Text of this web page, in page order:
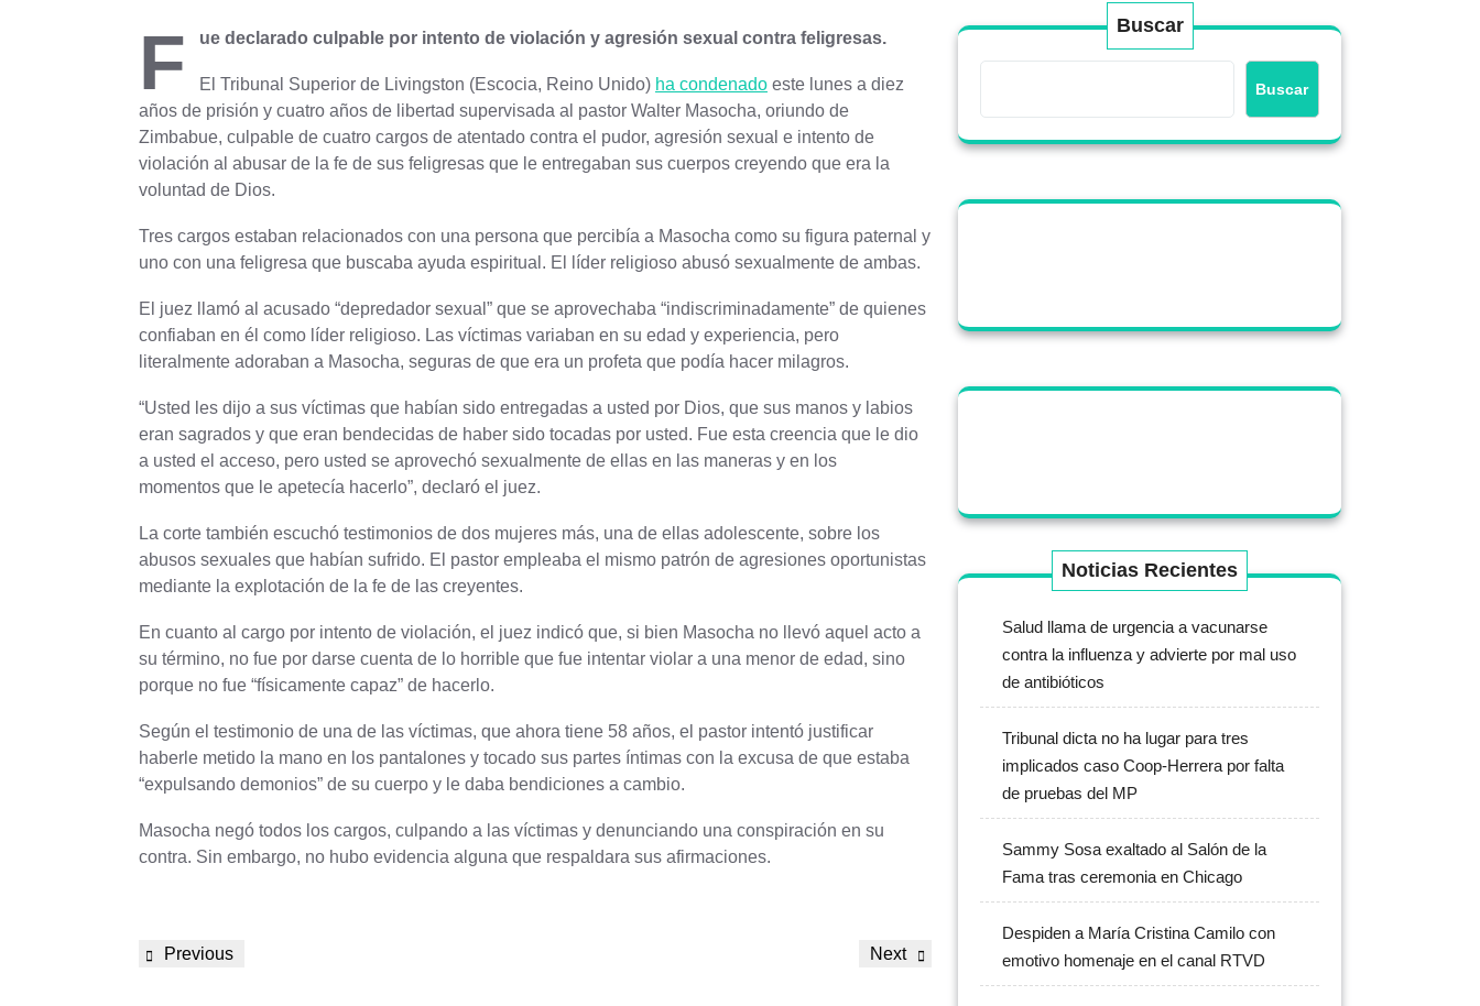
F ue declarado culpable por intento de violación y agresión sexual contra feligresas.
El Tribunal Superior de Livingston (Escocia, Reino Unido) ha condenado este lunes a diez
años de prisión y cuatro años de libertad supervisada al pastor Walter Masocha, oriundo de
Zimbabue, culpable de cuatro cargos de atentado contra el pudor, agresión sexual e intento de
violación al abusar de la fe de sus feligresas que le entregaban sus cuerpos creyendo que era la
voluntad de Dios.
Tres cargos estaban relacionados con una persona que percibía a Masocha como su figura paternal y
uno con una feligresa que buscaba ayuda espiritual. El líder religioso abusó sexualmente de ambas.
El juez llamó al acusado “depredador sexual” que se aprovechaba “indiscriminadamente” de quienes
confiaban en él como líder religioso. Las víctimas variaban en su edad y experiencia, pero
literalmente adoraban a Masocha, seguras de que era un profeta que podía hacer milagros.
“Usted les dijo a sus víctimas que habían sido entregadas a usted por Dios, que sus manos y labios
eran sagrados y que eran bendecidas de haber sido tocadas por usted. Fue esta creencia que le dio
a usted el acceso, pero usted se aprovechó sexualmente de ellas en las maneras y en los
momentos que le apetecía hacerlo”, declaró el juez.
La corte también escuchó testimonios de dos mujeres más, una de ellas adolescente, sobre los
abusos sexuales que habían sufrido. El pastor empleaba el mismo patrón de agresiones oportunistas
mediante la explotación de la fe de las creyentes.
En cuanto al cargo por intento de violación, el juez indicó que, si bien Masocha no llevó aquel acto a
su término, no fue por darse cuenta de lo horrible que fue intentar violar a una menor de edad, sino
porque no fue “físicamente capaz” de hacerlo.
Según el testimonio de una de las víctimas, que ahora tiene 58 años, el pastor intentó justificar
haberle metido la mano en los pantalones y tocado sus partes íntimas con la excusa de que estaba
“expulsando demonios” de su cuerpo y le daba bendiciones a cambio.
Masocha negó todos los cargos, culpando a las víctimas y denunciando una conspiración en su
contra. Sin embargo, no hubo evidencia alguna que respaldara sus afirmaciones.
Previous Next
Buscar
Buscar
Noticias Recientes
Salud llama de urgencia a vacunarse
contra la influenza y advierte por mal uso
de antibióticos
Tribunal dicta no ha lugar para tres
implicados caso Coop-Herrera por falta
de pruebas del MP
Sammy Sosa exaltado al Salón de la
Fama tras ceremonia en Chicago
Despiden a María Cristina Camilo con
emotivo homenaje en el canal RTVD